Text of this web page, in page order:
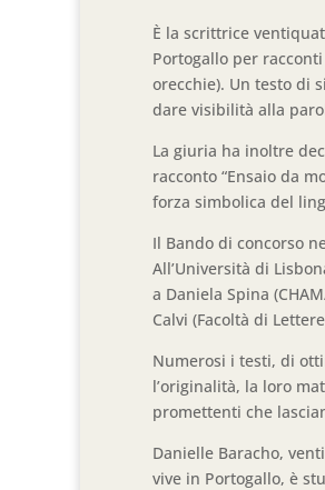
È la scrittrice
Portogallo per
orecchie). Un testo di
dare visibilità alla
La giuria ha inoltre
racconto “Ensaio da
forza simbolica del
Il Bando di concorso
All’Università di
a Daniela Spina
Calvi (Facoltà di
Numerosi i testi, di
l’originalità, la loro
promettenti che
Danielle Baracho,
vive in Portogallo, è